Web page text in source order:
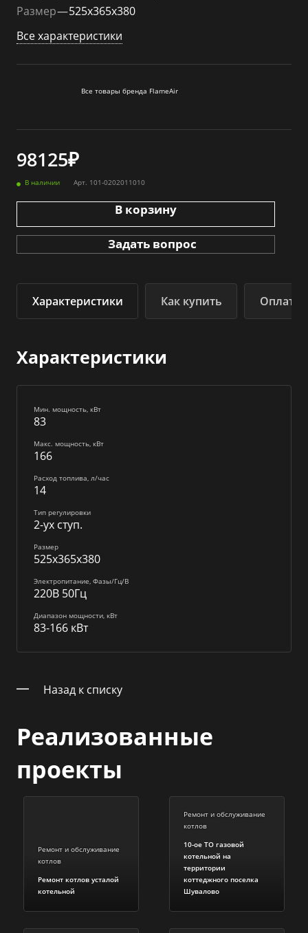
Размер—525x365x380
Все характеристики
Все товары бренда FlameАir
98125₽
В наличии Арт. 101-0202011010
В корзину
Задать вопрос
Характеристики Как купить Оплата
Характеристики
Мин. мощность, кВт
83
Макс. мощность, кВт
166
Расход топлива, л/час
14
Тип регулировки
2-ух ступ.
Размер
525x365x380
Электропитание, Фазы/Гц/В
220В 50Гц
Диапазон мощности, кВт
83-166 кВт
Назад к списку
Реализованные
проекты
Ремонт и обслуживание
котлов
Ремонт котлов усталой
котельной
Ремонт и обслуживание
котлов
10-ое ТО газовой
котельной на
территории
коттеджного поселка
Шувалово